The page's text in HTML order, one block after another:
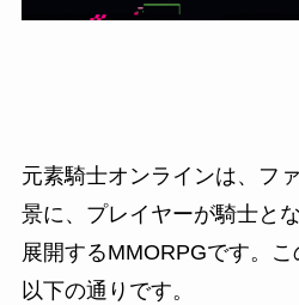
元素騎士オンラインは、フ
景に、プレイヤーが騎士と
展開するMMORPGです。
以下の通りです。